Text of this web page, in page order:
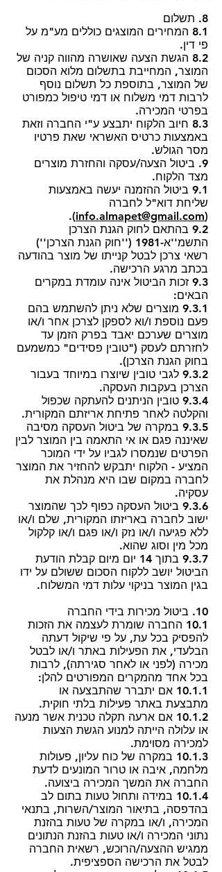
8. תשלום
8.1 המחירים המוצגים כוללים מע"מ על
פי דין.
8.2 הגשת הצעה שאושרה מהווה קניה של
המוצר, המחייבת בתשלום מלוא הסכום
של המוצר, בתוספת כל תשלום נוסף
לרבות דמי משלוח או דמי טיפול כמפורט
בפרטי המכירה.
8.3 חיוב הלקוח יתבצע ע"י החברה וזאת
באמצעות כרטיס האשראי שאת פרטיו
מסר הגולש.
9. ביטול הצעה/עסקה והחזרת מוצרים
מצד הלקוח.
9.1 ביטול ההזמנה יעשה באמצעות
שליחת דוא"ל לחברה
(
info.almapet@gmail.com
).
9.2 בהתאם לחוק הגנת הצרכן
התשמ''א-1981 (''חוק הגנת הצרכן'')
רשאי צרכן לבטל קנייתו של מוצר בהודעה
בכתב מרגע הרכישה.
9.3 זכות הביטול אינה עומדת במקרים
הבאים:
9.3.1 מוצרים שלא ניתן להשתמש בהם
פעם נוספת ו/וא לספקן לצרכן אחר ו/או
מוצרים שערכם יאבד בפרק הזמן עד
לחזרתם לעסק ("טובין פסידים" כמשמעם
בחוק הגנת הצרכן).
9.3.2 לגבי טובין שיוצרו במיוחד בעבור
הצרכן בעקבות העסקה.
9.3.4 טובין הניתנים להעתקה שכפול
והקלטה לאחר פתיחת אריזתם המקורית.
9.3.5 במקרה של ביטול העסקה מסיבה
שאיננה פגם או אי התאמה בין המוצר לבין
הפרטים שנמסרו לגביו על ידי המוכר
המציע - הלקוח יתבקש להחזיר את המוצר
לחברה במקום שבו היא מנהלת את
עסקיה.
9.3.6 ביטול העסקה כפוף לכך שהמוצר
ישוב לחברה באריזתו המקורית, שלם ו/או
ללא פגיעה ו/או נזק ו/או פגם ו/או קלקול
מכל מין וסוג שהוא.
9.3.7 בתוך 14 יום מיום קבלת הודעת
הביטול יושב ללקוח הסכום ששולם על ידו
בגין המוצר בניקוי עלות דמי המשלוח.
10. ביטול מכירות בידי החברה
10.1 החברה שומרת לעצמה את הזכות
להפסיק בכל עת, על פי שיקול דעתה
הבלעדי, את הפעילות באתר ו/או לבטל
מכירה (לפני או לאחר סגירתה), לרבות
בכל אחד מהמקרים המפורטים להלן:
10.1.1 אם יתברר שהתבצעה או
מתבצעת באתר פעילות בלתי חוקית.
10.1.2 אם ארעה תקלה טכנית אשר מנעה
או עלולה הייתה למנוע הגשת הצעות
למכירה מסוימת.
10.1.3 במקרה של כוח עליון, פעולות
מלחמה, איבה או טרור המונעים לדעת
החברה את המשך המכירה ביצועה.
10.1.4 במידה ותחול טעות בתום לב
בהדפסה, בתיאור המוצר/השרות, בתנאי
המכירה, ו/או במקרה של טעות בהזנת
נתוני המכירה ו/או טעות בהזנת הנתונים
ממגיש ההצעה/הרוכש, רשאית החברה
לבטל את הרכישה הספציפית.